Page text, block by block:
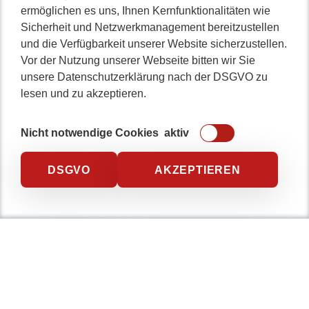
ermöglichen es uns, Ihnen Kernfunktionalitäten wie
Sicherheit und Netzwerkmanagement bereitzustellen
und die Verfügbarkeit unserer Website sicherzustellen.
Vor der Nutzung unserer Webseite bitten wir Sie
unsere Datenschutzerklärung nach der DSGVO zu
lesen und zu akzeptieren.
Nicht notwendige Cookies aktiv
DSGVO AKZEPTIEREN
Softwarelösung und mit
professionellen Webauftritt
beeindrucken.
Als erfahrenes Entwicklerteam schaffen wir seit mehr als
Umfeld.